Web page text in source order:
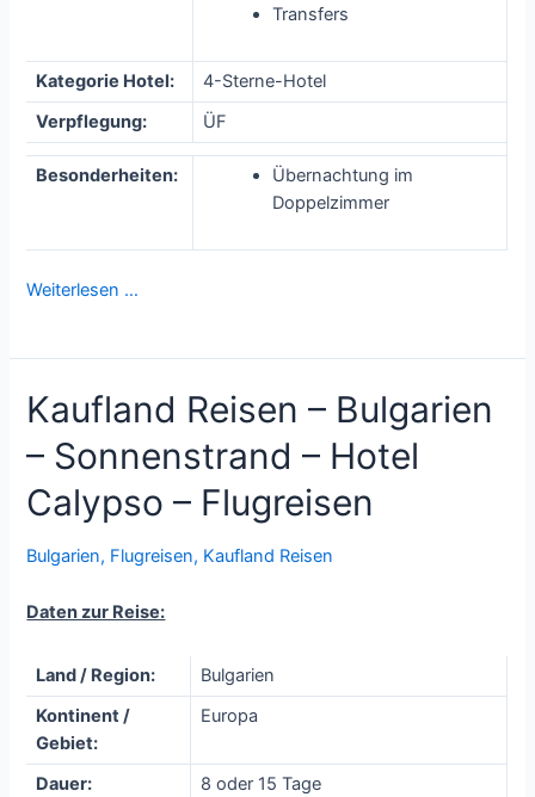
Transfers
Kategorie Hotel:
4-Sterne-Hotel
Verpflegung:
ÜF
Besonderheiten:
Übernachtung im
Doppelzimmer
Weiterlesen …
Kaufland Reisen – Bulgarien
– Sonnenstrand – Hotel
Calypso – Flugreisen
Bulgarien, Flugreisen, Kaufland Reisen
Daten zur Reise:
Land / Region:
Bulgarien
Kontinent /
Gebiet:
Europa
Dauer:
8 oder 15 Tage